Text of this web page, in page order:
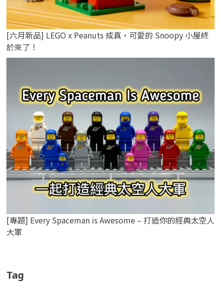
[六月新品] LEGO x Peanuts 成真，可愛的 Snoopy 小屋終
於來了！
[專題] Every Spaceman is Awesome – 打造你的經典太空人
大軍
Tag